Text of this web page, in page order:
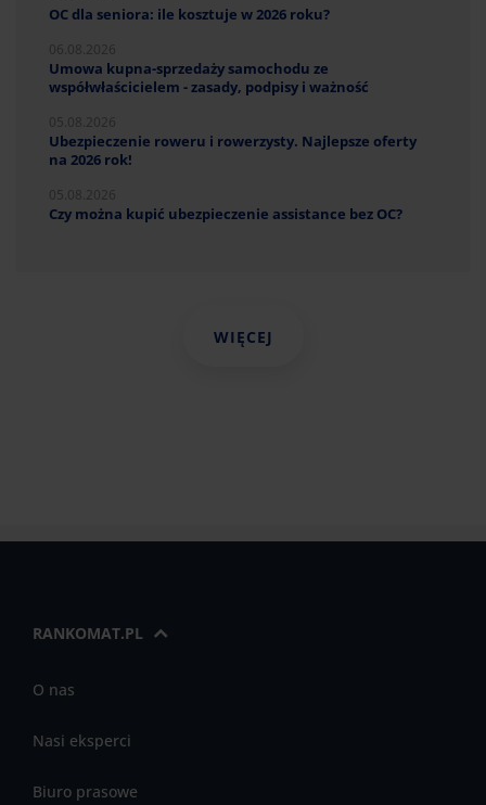
OC dla seniora: ile kosztuje w 2026 roku?
Umowa kupna-sprzedaży samochodu ze
współwłaścicielem - zasady, podpisy i ważność
Ubezpieczenie roweru i rowerzysty. Najlepsze oferty
na 2026 rok!
Czy można kupić ubezpieczenie assistance bez OC?
WIĘCEJ
RANKOMAT.PL
O nas
Nasi eksperci
Biuro prasowe